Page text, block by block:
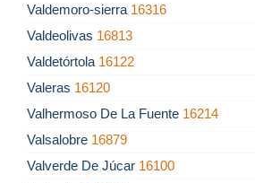
Valdemoro-sierra 16316
Valdeolivas 16813
Valdetórtola 16122
Valeras 16120
Valhermoso De La Fuente 16214
Valsalobre 16879
Valverde De Júcar 16100